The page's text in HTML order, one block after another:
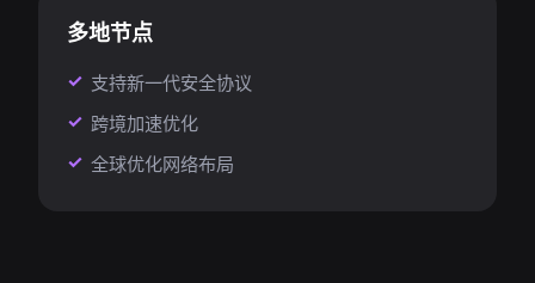
多地节点
支持新一代安全协议
跨境加速优化
全球优化网络布局